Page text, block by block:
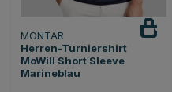
MONTAR
Herren-Turniershirt
MoWill Short Sleeve
Marineblau